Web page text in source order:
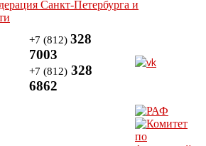
+7 (812) 328
7003
+7 (812) 328
6862